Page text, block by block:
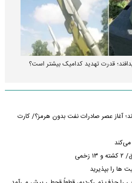
قدرت تهدید کدامیک بیشتر است؟
آغاز عصر صادرات نفت بدون هرمز؟/ کارت
می‌کند
ها را بپذیرید